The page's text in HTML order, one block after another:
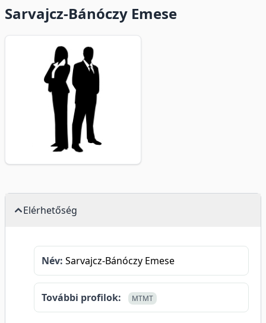
Sarvajcz-Bánóczy Emese
Elérhetőség
Név: Sarvajcz-Bánóczy Emese
További profilok: MTMT